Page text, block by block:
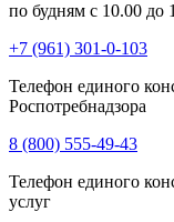
по будням с 10.00 до
+7 (961) 301-0-103
Телефон единого
Роспотребнадзора
8 (800) 555-49-43
Телефон единого
услуг